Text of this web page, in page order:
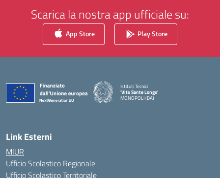
Scarica la nostra app ufficiale su:
App Store Play Store
Istituti Tecnici
'Vito Sante Longo'
MONOPOLI (BA)
Link Esterni
MIUR
Ufficio Scolastico Regionale
Ufficio Scolastico Territoriale